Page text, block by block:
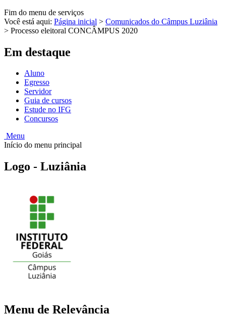
Fim do menu de serviços
Você está aqui: Página inicial > Comunicados do Câmpus Luziânia
> Processo eleitoral CONCÂMPUS 2020
Em destaque
Aluno
Egresso
Servidor
Guia de cursos
Estude no IFG
Concursos
Menu
Início do menu principal
Logo - Luziânia
Menu de Relevância